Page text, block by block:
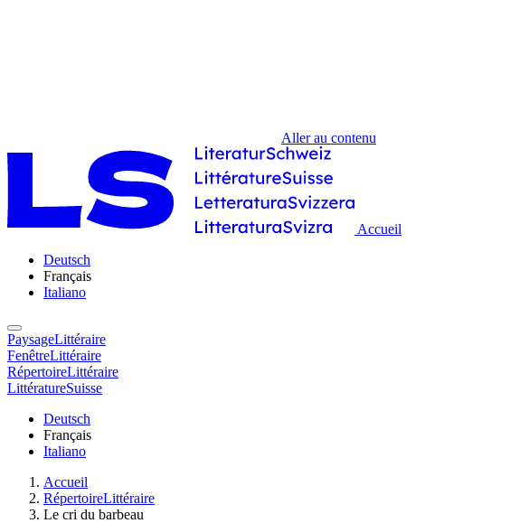
Aller au contenu
Accueil
Deutsch
Français
Italiano
PaysageLittéraire
FenêtreLittéraire
RépertoireLittéraire
LittératureSuisse
Deutsch
Français
Italiano
Accueil
RépertoireLittéraire
Le cri du barbeau